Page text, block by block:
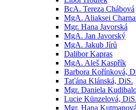
BcA. Tereza Chábová
MgA. Aliaksei
Mgr. Hana Javorská
MgA. Jan Javorský
MgA. Jakub Jírů
Dalibor Kapras
MgA. Aleš Kaspřík
Barbora Kořínková,
Taťána Klánská, DiS.
Mgr. Daniela
Lucie Künzelová, DiS.
Mgr. Hana Kutmanová